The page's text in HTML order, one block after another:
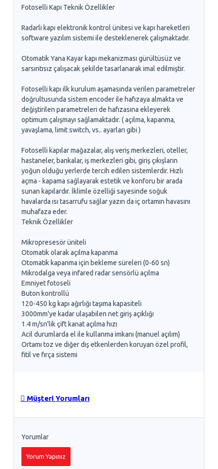
Fotoselli Kapı Teknik Özellikler
Radarli kapı elektronik kontrol ünitesi ve kapı hareketleri
software yazılım sistemi ile desteklenerek çalışmaktadır.
Otomatik Yana Kayar kapı mekanizması gürültüsüz ve
sarsıntısız çalışacak şekilde tasarlanarak imal edilmiştir.
Fotoselli kapı ilk kurulum aşamasında verilen parametreler
doğrultusunda sistem encoder ile hafızaya almakta ve
değiştirilen parametreleri de hafızasına ekleyerek
optimum çalışmayı sağlamaktadır. ( açılma, kapanma,
yavaşlama, limit switch, vs.. ayarları gibi )
Fotoselli kapılar mağazalar, alış veriş merkezleri, oteller,
hastaneler, bankalar, iş merkezleri gibi, giriş çıkışların
yoğun olduğu yerlerde tercih edilen sistemlerdir. Hızlı
açma - kapama sağlayarak estetik ve konforu bir arada
sunan kapılardır. İklimle özelliği sayesinde soğuk
havalarda ısı tasarrufu sağlar yazın da iç ortamın havasını
muhafaza eder.
Teknik Özellikler
Mikropresesör üniteli
Otomatik olarak açılma kapanma
Otomatik kapanma için bekleme süreleri (0-60 sn)
Mikrodalga veya infared radar sensörlü açılma
Emniyet fotoseli
Buton kontrollü
120-450 kg kapı ağırlığı taşıma kapasiteli
3000mm'ye kadar ulaşabilen net giriş açıklığı
1.4 m/sn'lik çift kanat açılma hızı
Acil durumlarda el ile kullanma imkanı (manuel açılım)
Ortamı toz ve diğer dış etkenlerden koruyan özel profil,
fitil ve fırça sistemi
Müşteri Yorumları
Yorumlar
Yorum Yapınız